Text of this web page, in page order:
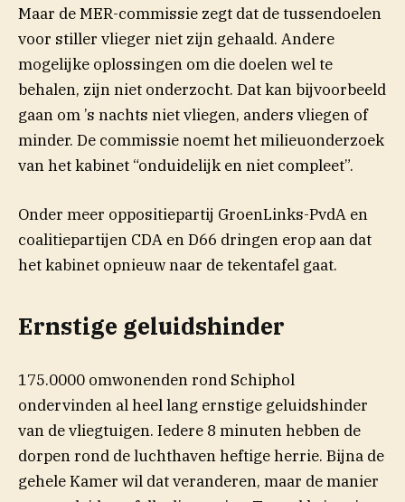
Maar de MER-commissie zegt dat de tussendoelen
voor stiller vlieger niet zijn gehaald. Andere
mogelijke oplossingen om die doelen wel te
behalen, zijn niet onderzocht. Dat kan bijvoorbeeld
gaan om ’s nachts niet vliegen, anders vliegen of
minder. De commissie noemt het milieuonderzoek
van het kabinet “onduidelijk en niet compleet”.
Onder meer oppositiepartij GroenLinks-PvdA en
coalitiepartijen CDA en D66 dringen erop aan dat
het kabinet opnieuw naar de tekentafel gaat.
Ernstige geluidshinder
175.0000 omwonenden rond Schiphol
ondervinden al heel lang ernstige geluidshinder
van de vliegtuigen. Iedere 8 minuten hebben de
dorpen rond de luchthaven heftige herrie. Bijna de
gehele Kamer wil dat veranderen, maar de manier